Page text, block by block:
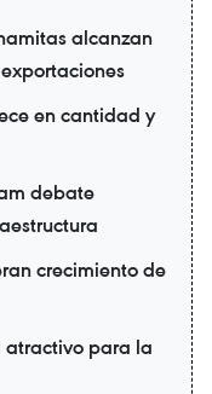
alcanzan
en cantidad y
debate
crecimiento de
atractivo para la